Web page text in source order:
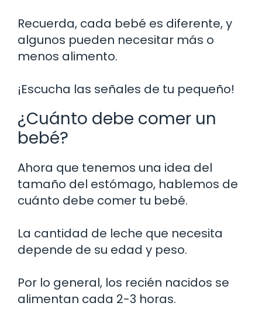
Recuerda, cada bebé es diferente, y
algunos pueden necesitar más o
menos alimento.
¡Escucha las señales de tu pequeño!
¿Cuánto debe comer un
bebé?
Ahora que tenemos una idea del
tamaño del estómago, hablemos de
cuánto debe comer tu bebé.
La cantidad de leche que necesita
depende de su edad y peso.
Por lo general, los recién nacidos se
alimentan cada 2-3 horas.